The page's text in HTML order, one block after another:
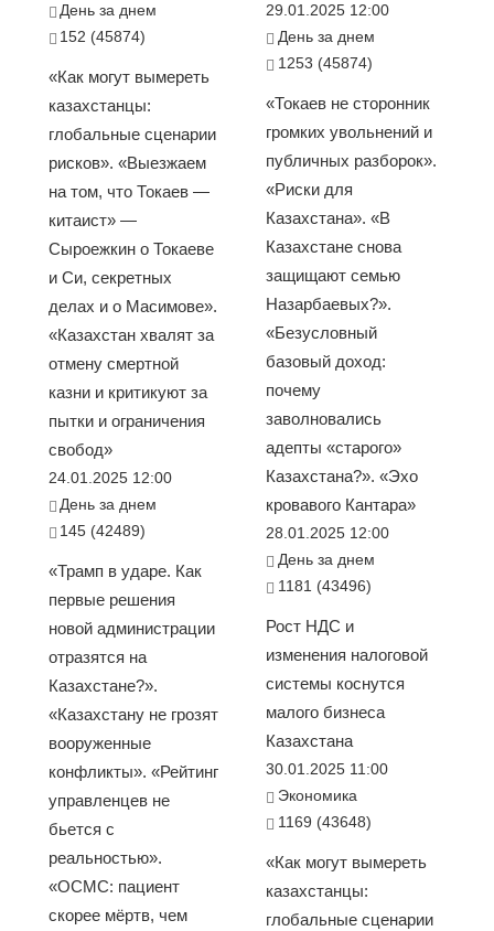
День за днем
152 (45874)
«Как могут вымереть
казахстанцы:
глобальные сценарии
рисков». «Выезжаем
на том, что Токаев —
китаист» —
Сыроежкин о Токаеве
и Си, секретных
делах и о Масимове».
«Казахстан хвалят за
отмену смертной
казни и критикуют за
пытки и ограничения
свобод»
24.01.2025 12:00
День за днем
145 (42489)
«Трамп в ударе. Как
первые решения
новой администрации
отразятся на
Казахстане?».
«Казахстану не грозят
вооруженные
конфликты». «Рейтинг
управленцев не
бьется с
реальностью».
«ОСМС: пациент
скорее мёртв, чем
29.01.2025 12:00
День за днем
1253 (45874)
«Токаев не сторонник
громких увольнений и
публичных разборок».
«Риски для
Казахстана». «В
Казахстане снова
защищают семью
Назарбаевых?».
«Безусловный
базовый доход:
почему
заволновались
адепты «старого»
Казахстана?». «Эхо
кровавого Кантара»
28.01.2025 12:00
День за днем
1181 (43496)
Рост НДС и
изменения налоговой
системы коснутся
малого бизнеса
Казахстана
30.01.2025 11:00
Экономика
1169 (43648)
«Как могут вымереть
казахстанцы:
глобальные сценарии